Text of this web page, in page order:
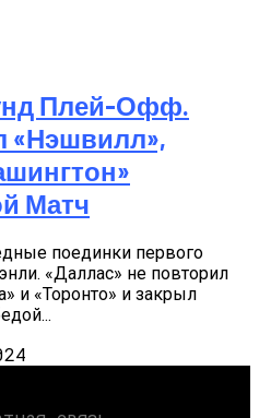
Плей-Офф.
«Нэшвилл»,
Матч
поединки первого
«Даллас» не повторил
и «Торонто» и закрыл